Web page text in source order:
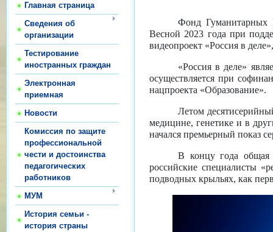
Главная страница
Сведения об
организации
Тестирование
иностранных граждан
Электронная
приемная
Новости
Комиссия по защите
профессиональной
чести и достоинства
педагогических
работников
МУМ
История семьи -
история страны
Фонд Гуманитарных
Весной 2023 года при
видеопроект «Россия в
«Россия в деле»
осуществляется при
нацпроекта «Образование».
Летом
медицине, генетике и в
начался премьерный показ
В концу года общая
российские специалисты
подводных крыльях, как